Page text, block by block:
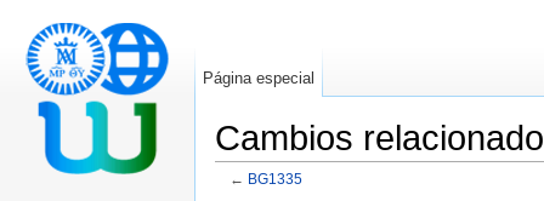
Cambios
← BG1335
Página especial